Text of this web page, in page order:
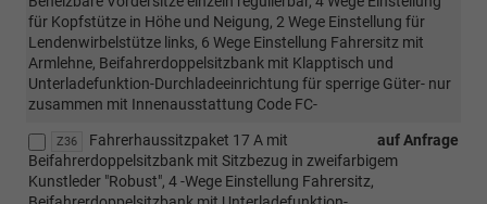
für Kopfstütze in Höhe und Neigung, 2 Wege Einstellung für
Lendenwirbelstütze links, 6 Wege Einstellung Fahrersitz mit
Armlehne, Beifahrerdoppelsitzbank mit Klapptisch und
Unterladefunktion-Durchladeeinrichtung für sperrige Güter- nur
zusammen mit Innenausstattung Code FC-
Z36 auf Anfrage
Fahrerhaussitzpaket 17 A mit
Beifahrerdoppelsitzbank mit Sitzbezug in zweifarbigem
Kunstleder "Robust", 4 -Wege Einstellung Fahrersitz,